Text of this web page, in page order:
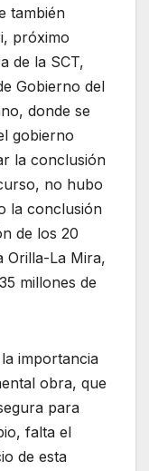
también
próximo
de la SCT,
Gobierno del
donde se
gobierno
la conclusión
no hubo
la conclusión
de los 20
Orilla-La Mira,
millones de
importancia
obra, que
para
falta el
de esta